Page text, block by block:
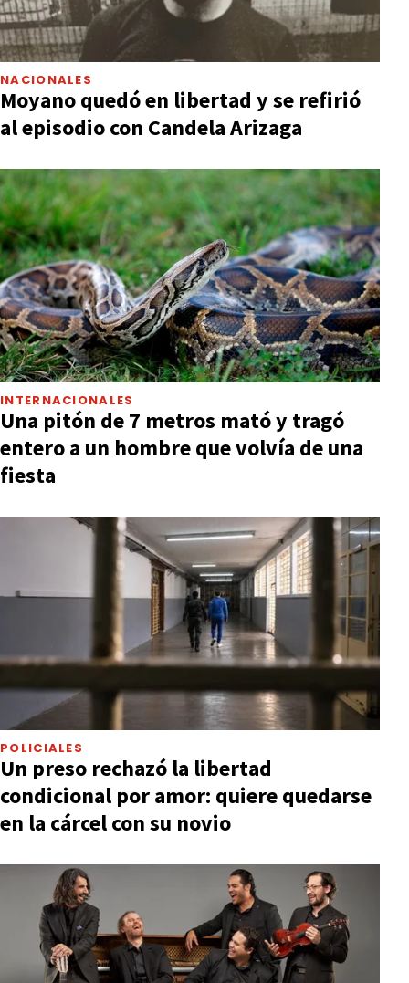
NACIONALES
Moyano quedó en libertad y se refirió
al episodio con Candela Arizaga
INTERNACIONALES
Una pitón de 7 metros mató y tragó
entero a un hombre que volvía de una
fiesta
POLICIALES
Un preso rechazó la libertad
condicional por amor: quiere quedarse
en la cárcel con su novio